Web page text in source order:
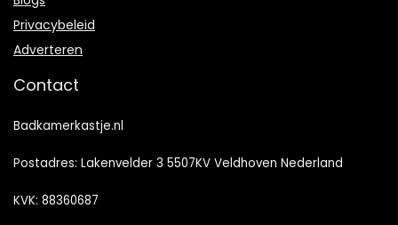
Privacybeleid
Adverteren
Contact
Badkamerkastje.nl
Postadres: Lakenvelder 3 5507KV Veldhoven Nederland
KVK: 88360687